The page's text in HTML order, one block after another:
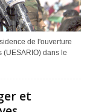
de l'ouverture
(UESARIO) dans le
et